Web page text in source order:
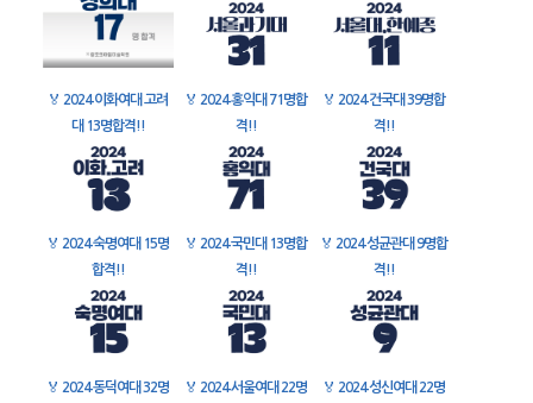
🏅 2024 이화여대 고려
대 13명합격!!
🏅 2024 홍익대 71명합
격!!
🏅 2024 건국대 39명합
격!!
🏅 2024 숙명여대 15명
합격!!
🏅 2024 국민대 13명합
격!!
🏅 2024 성균관대 9명합
격!!
🏅 2024 동덕여대 32명
🏅 2024 서울여대 22명
🏅 2024 성신여대 22명